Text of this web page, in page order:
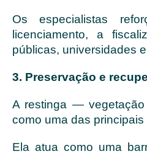
Os especialistas
licenciamento, a
públicas, universidades
3. Preservação e
A restinga —
como uma das
Ela atua como uma